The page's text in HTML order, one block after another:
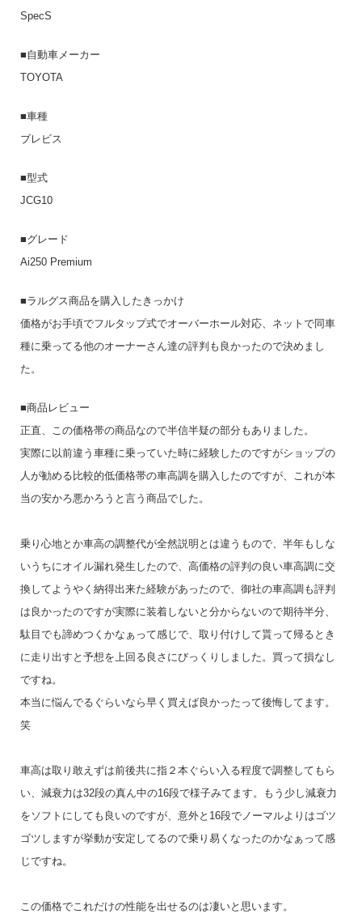
SpecS
■自動車メーカー
TOYOTA
■車種
ブレビス
■型式
JCG10
■グレード
Ai250 Premium
■ラルグス商品を購入したきっかけ
価格がお手頃でフルタップ式でオーバーホール対応、ネットで同車
種に乗ってる他のオーナーさん達の評判も良かったので決めまし
た。
■商品レビュー
正直、この価格帯の商品なので半信半疑の部分もありました。
実際に以前違う車種に乗っていた時に経験したのですがショップの
人が勧める比較的低価格帯の車高調を購入したのですが、これが本
当の安かろ悪かろうと言う商品でした。
乗り心地とか車高の調整代が全然説明とは違うもので、半年もしな
いうちにオイル漏れ発生したので、高価格の評判の良い車高調に交
換してようやく納得出来た経験があったので、御社の車高調も評判
は良かったのですが実際に装着しないと分からないので期待半分、
駄目でも諦めつくかなぁって感じで、取り付けして貰って帰るとき
に走り出すと予想を上回る良さにびっくりしました。買って損なし
ですね。
本当に悩んでるぐらいなら早く買えば良かったって後悔してます。
笑
車高は取り敢えずは前後共に指２本ぐらい入る程度で調整してもら
い、減衰力は32段の真ん中の16段で様子みてます。もう少し減衰力
をソフトにしても良いのですが、意外と16段でノーマルよりはゴツ
ゴツしますが挙動が安定してるので乗り易くなったのかなぁって感
じですね。
この価格でこれだけの性能を出せるのは凄いと思います。